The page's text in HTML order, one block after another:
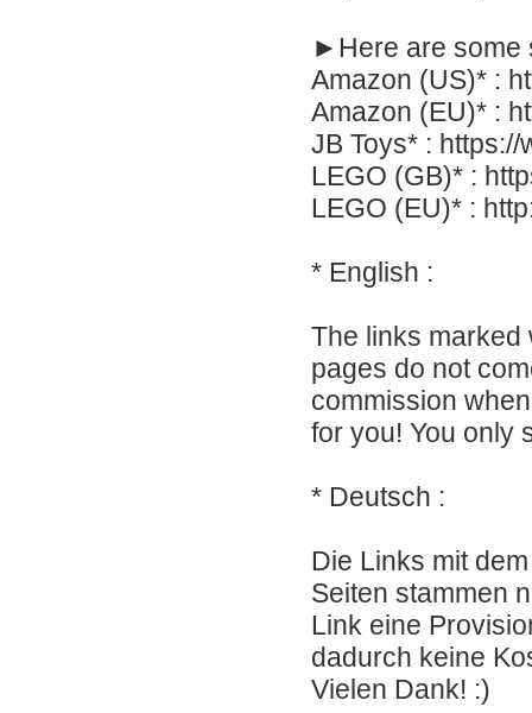
►Here are some
Amazon (US)* :
Amazon (EU)* :
JB Toys* :
LEGO (GB)* :
LEGO (EU)* :
* English :
The links marked
pages do not
commission
for you! You only
* Deutsch :
Die Links mit
Seiten stammen
Link eine
dadurch keine
Vielen Dank! :)